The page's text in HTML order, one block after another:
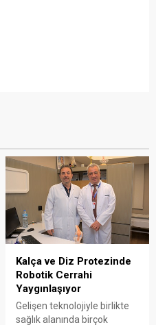
Kalça ve Diz Protezinde
Robotik Cerrahi
Yaygınlaşıyor
Gelişen teknolojiyle birlikte
sağlık alanında birçok